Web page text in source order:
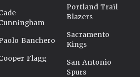
Banchero
Flagg
Portland Trail
Blazers
Sacramento
Kings
San Antonio
Spurs